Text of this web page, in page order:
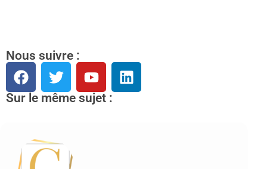
Nous suivre :
Sur le même sujet :